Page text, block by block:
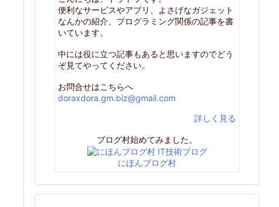
便利なサービスやアプリ、よさげなガジェット
なんかの紹介、プログラミング関係の記事を書
いています。
中には役に立つ記事もあると思いますのでどう
ぞ見てやってください。
お問合せはこちらへ
doraxdora.gm.biz@gmail.com
詳しく見る
ブログ村始めてみました。
にほんブログ村